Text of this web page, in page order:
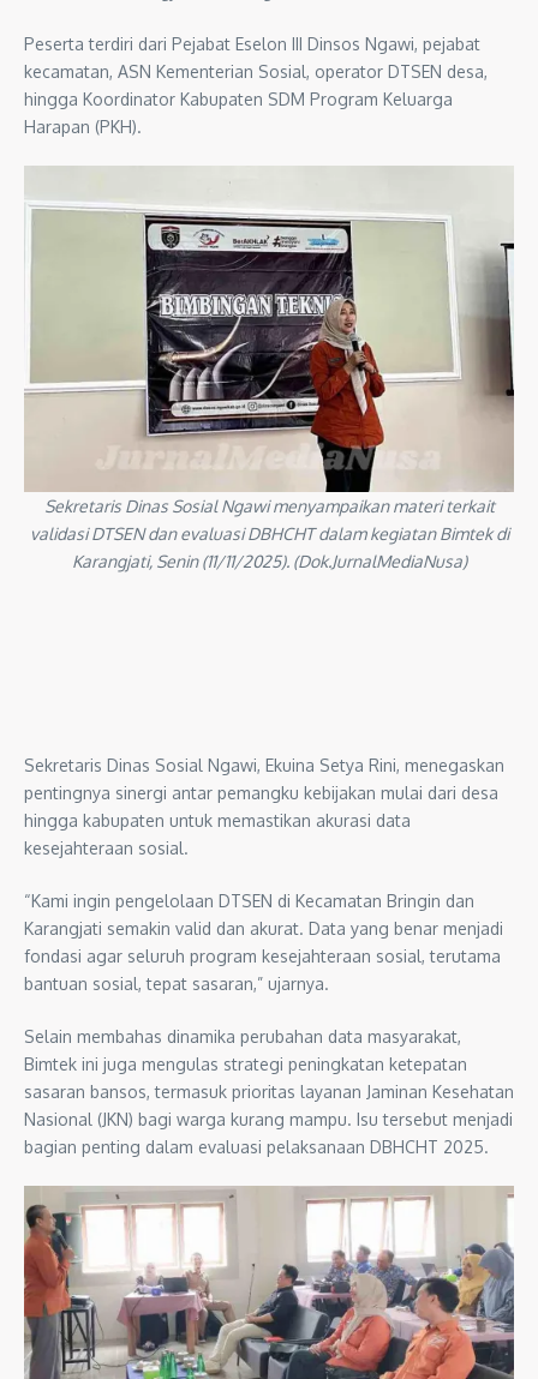
Peserta terdiri dari Pejabat Eselon III Dinsos Ngawi, pejabat
kecamatan, ASN Kementerian Sosial, operator DTSEN desa,
hingga Koordinator Kabupaten SDM Program Keluarga
Harapan (PKH).
Sekretaris Dinas Sosial Ngawi menyampaikan materi terkait
validasi DTSEN dan evaluasi DBHCHT dalam kegiatan Bimtek di
Karangjati, Senin (11/11/2025). (Dok.JurnalMediaNusa)
Sekretaris Dinas Sosial Ngawi, Ekuina Setya Rini, menegaskan
pentingnya sinergi antar pemangku kebijakan mulai dari desa
hingga kabupaten untuk memastikan akurasi data
kesejahteraan sosial.
“Kami ingin pengelolaan DTSEN di Kecamatan Bringin dan
Karangjati semakin valid dan akurat. Data yang benar menjadi
fondasi agar seluruh program kesejahteraan sosial, terutama
bantuan sosial, tepat sasaran,” ujarnya.
Selain membahas dinamika perubahan data masyarakat,
Bimtek ini juga mengulas strategi peningkatan ketepatan
sasaran bansos, termasuk prioritas layanan Jaminan Kesehatan
Nasional (JKN) bagi warga kurang mampu. Isu tersebut menjadi
bagian penting dalam evaluasi pelaksanaan DBHCHT 2025.